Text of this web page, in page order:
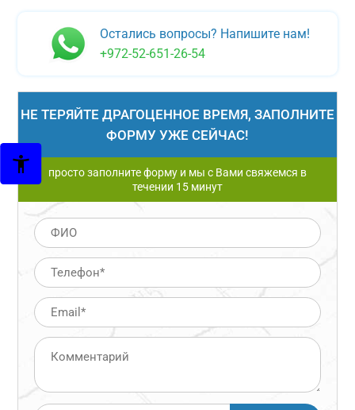
Остались вопросы? Напишите нам!
+972-52-651-26-54
НЕ ТЕРЯЙТЕ ДРАГОЦЕННОЕ ВРЕМЯ, ЗАПОЛНИТЕ
ФОРМУ УЖЕ СЕЙЧАС!
просто заполните форму и мы с Вами свяжемся в
течении 15 минут